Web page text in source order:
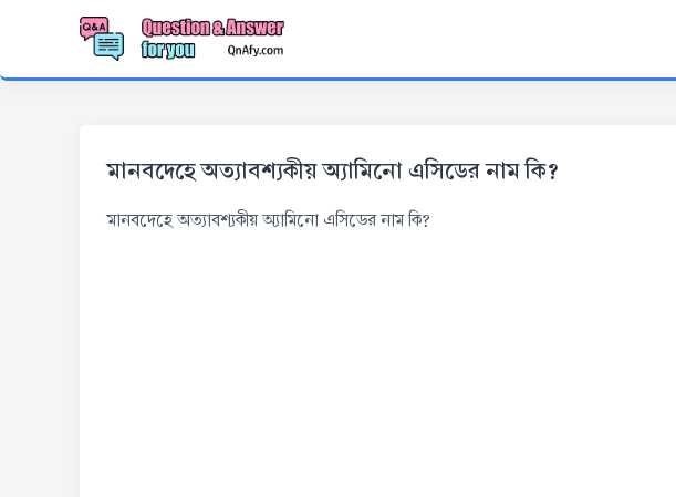
মানবদেহে অত্যাবশ্যকীয় অ্যামিনো এসিডের নাম কি?
মানবদেহে অত্যাবশ্যকীয় অ্যামিনো এসিডের নাম কি?